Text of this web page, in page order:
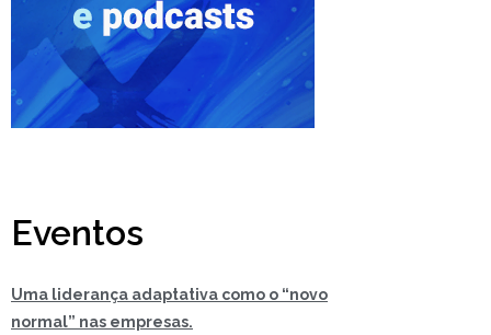
Eventos
Uma liderança adaptativa como o “novo
normal” nas empresas.